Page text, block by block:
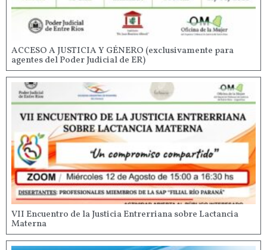
ACCESO A JUSTICIA Y GÉNERO (exclusivamente para
agentes del Poder Judicial de ER)
VII Encuentro de la Justicia Entrerriana sobre Lactancia
Materna